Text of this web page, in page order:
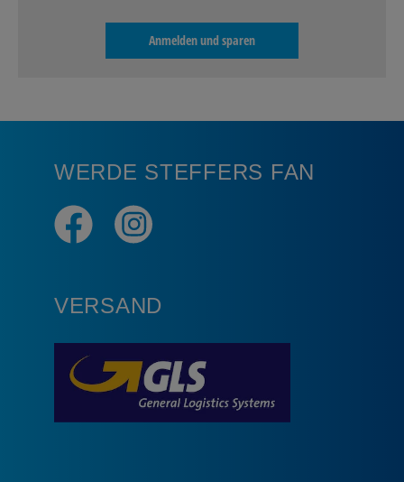
Anmelden und sparen
WERDE STEFFERS FAN
VERSAND